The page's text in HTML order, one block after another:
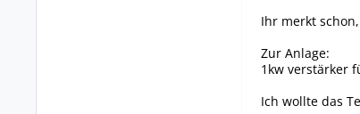
Ihr merkt
Zur Anlage:
1kw verstärker
Ich wollte das